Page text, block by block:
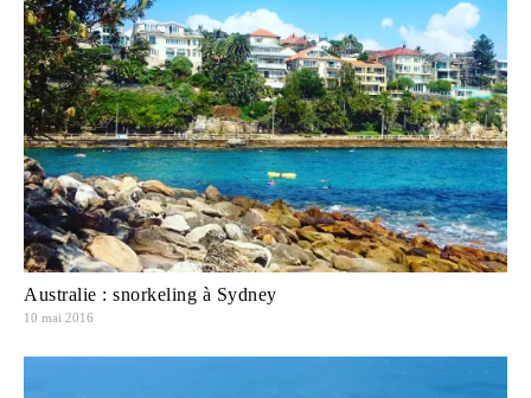
Australie : snorkeling à Sydney
10 mai 2016